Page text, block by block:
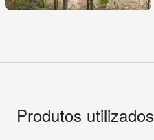
Produtos utilizados